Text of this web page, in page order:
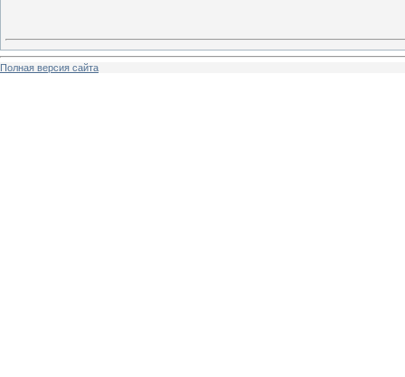
Полная версия сайта